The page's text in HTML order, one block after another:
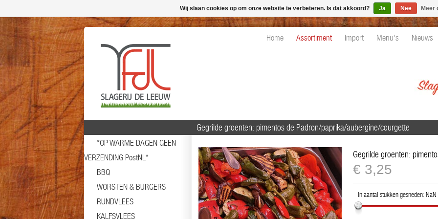
Home Assortiment Import Menu's Nieuws
*OP WARME DAGEN GEEN
VERZENDING PostNL*
BBQ
WORSTEN & BURGERS
RUNDVLEES
KALFSVLEES
Gegrilde groenten: pimentos de Padron/paprika/aubergine/courgette
Gegrilde groenten:
€ 3,25
In aantal stukken gesneden:NaN
€3,25
Wij slaan cookies op om onze website te verbeteren. Is dat akkoord? Ja Nee Meer